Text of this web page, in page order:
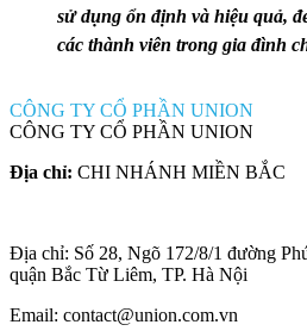
sử dụng ổn định và hiệu quả,
các thành viên trong gia đình
CÔNG TY CỔ PHẦN UNION
CÔNG TY CỔ PHẦN UNION
Địa chỉ: CHI NHÁNH MIỀN BẮC
Địa chỉ: Số 28, Ngõ 172/8/1 đường
quận Bắc Từ Liêm, TP. Hà Nội
Email: contact@union.com.vn